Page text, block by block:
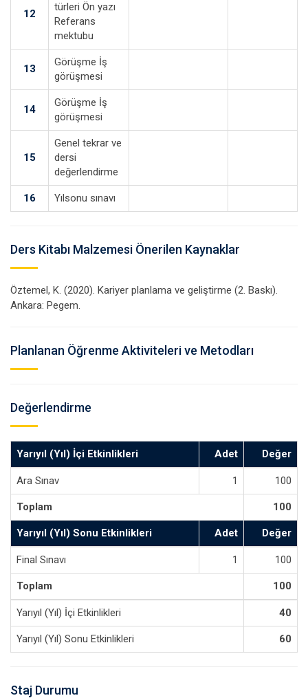
12
türleri Ön yazı
Referans
mektubu
13
Görüşme İş
görüşmesi
14
Görüşme İş
görüşmesi
15
Genel tekrar ve
dersi
değerlendirme
16 Yılsonu sınavı
Ders Kitabı Malzemesi Önerilen Kaynaklar
Öztemel, K. (2020). Kariyer planlama ve geliştirme (2. Baskı).
Ankara: Pegem.
Planlanan Öğrenme Aktiviteleri ve Metodları
Değerlendirme
Yarıyıl (Yıl) İçi Etkinlikleri Adet Değer
Ara Sınav 1 100
Toplam 100
Yarıyıl (Yıl) Sonu Etkinlikleri Adet Değer
Final Sınavı 1 100
Toplam 100
Yarıyıl (Yıl) İçi Etkinlikleri 40
Yarıyıl (Yıl) Sonu Etkinlikleri 60
Staj Durumu